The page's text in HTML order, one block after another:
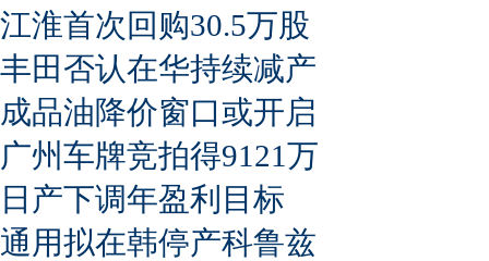
江淮首次回购30.5万股
丰田否认在华持续减产
成品油降价窗口或开启
广州车牌竞拍得9121万
日产下调年盈利目标
通用拟在韩停产科鲁兹